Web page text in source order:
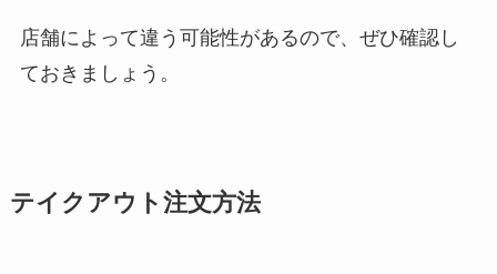
店舗によって違う可能性があるので、ぜひ確認し
ておきましょう。
テイクアウト注文方法